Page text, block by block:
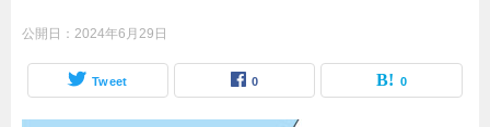
公開日： 2024年6月29日
Tweet 0 0